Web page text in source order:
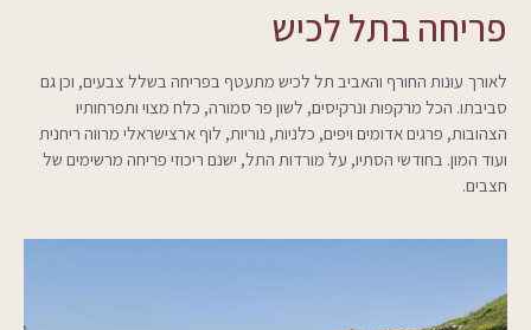
פריחה בתל לכיש
לאורך עונות החורף והאביב תל לכיש מתעטף בפריחה בשלל צבעים, וכן גם
סביבתו. הכל מרקפות ונרקיסים, לשון פר סמורה, כלח מצוי ותפרחותיו
הצהובות, פרגים אדומים ויפים, כלניות, נוריות, לוף ארצישראלי מרווה ריחנית
ועוד המון. בחודשי הסתיו, על מורדות התל, ישנם ריכוזי פריחה מרשימים של
חצבים.